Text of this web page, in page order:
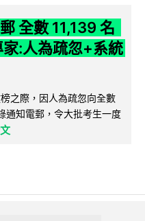
全數 11,139 名
:人為疏忽+系統
之際，因人為疏忽向全數
通知電郵，令大批考生一度